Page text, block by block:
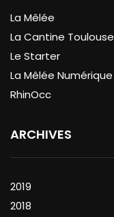
La Mêlée
La Cantine Toulouse
Le Starter
La Mêlée Numérique
RhinOcc
ARCHIVES
2019
2018